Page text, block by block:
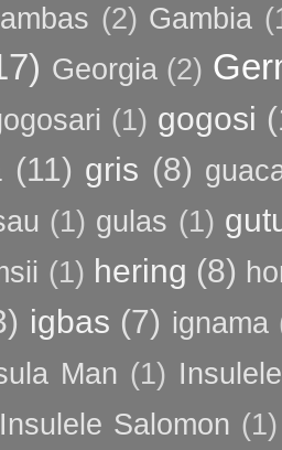
(2) Gambia
Georgia (2)
(1) gogosi
(11) gris (8)
(1) gulas (1)
(1) hering (8)
igbas (7) ignama
Man (1)
Insulele Salomon (1)